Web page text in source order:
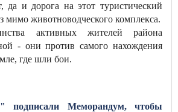
да и дорога на этот туристический
мимо животноводческого комплекса.
активных жителей района
- они против самого нахождения
где шли бои.
подписали Меморандум, чтобы